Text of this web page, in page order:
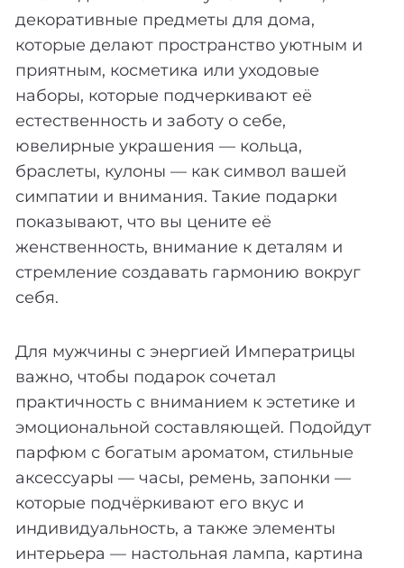
декоративные предметы для дома,
которые делают пространство уютным и
приятным, косметика или уходовые
наборы, которые подчеркивают её
естественность и заботу о себе,
ювелирные украшения — кольца,
браслеты, кулоны — как символ вашей
симпатии и внимания. Такие подарки
показывают, что вы цените её
женственность, внимание к деталям и
стремление создавать гармонию вокруг
себя.
Для мужчины с энергией Императрицы
важно, чтобы подарок сочетал
практичность с вниманием к эстетике и
эмоциональной составляющей. Подойдут
парфюм с богатым ароматом, стильные
аксессуары — часы, ремень, запонки —
которые подчёркивают его вкус и
индивидуальность, а также элементы
интерьера — настольная лампа, картина